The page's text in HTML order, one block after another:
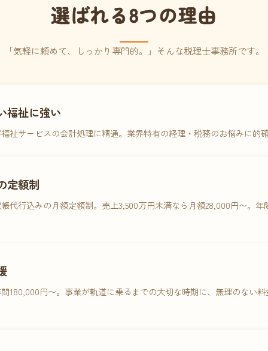
選ばれる8つの理由
「気軽に頼めて、しっかり専門的。」そんな税理士事務所です。
福祉に強い
祉サービスの会計処理に精通。業界特有の経理・税務のお悩みに的
定額制
代行込みの月額定額制。売上3,500万円未満なら月額28,000円〜。年
180,000円〜。事業が軌道に乗るまでの大切な時期に、無理のない料